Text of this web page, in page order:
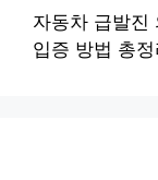
자동차 급발진
입증 방법 총정